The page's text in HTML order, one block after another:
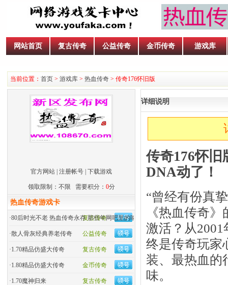
网站首页 复古传奇 公益传奇 金币传奇 游戏库
当前位置： 首页 > 游戏库 > 热血传奇 > 传奇176怀旧版
官方网站 注册帐号 下载游戏
领取限制：不限 需要积分： 0分
热血传奇游戏卡
复古传奇
·80后时光不老 热血传奇永存 那些年网吧里的呐喊
公益传奇
·散人骨灰经典养老传奇
复古传奇
·1.70精品仿盛大传奇
金币传奇
·1.80精品仿盛大传奇
复古传奇
·1.70魔神归来
详细说明
传奇176怀旧
DNA动了！
“曾经有份真
《热血传奇
激活？从
终是传奇玩
装、最热血的
味。